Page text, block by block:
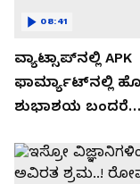
ವ್ಯಾಟ್ಸಾಪ್‌ನಲ್ಲಿ APK
ಫಾರ್ಮ್ಯಾಟ್‌ನಲ್ಲಿ
ಶುಭಾಶಯ ಬಂದರೆ
08:41